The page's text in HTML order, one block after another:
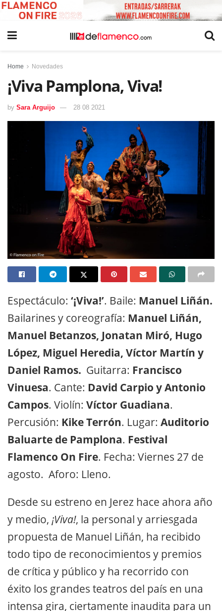
Home Novedades
¡Viva Pamplona, Viva!
by Sara Arguijo 28 08 2021
Espectáculo: ‘¡Viva!’. Baile: Manuel Liñán.
Bailarines y coreografía: Manuel Liñán,
Manuel Betanzos, Jonatan Miró, Hugo
López, Miguel Heredia, Víctor Martín y
Daniel Ramos. Guitarra: Francisco
Vinuesa. Cante: David Carpio y Antonio
Campos. Violín: Víctor Guadiana.
Percusión: Kike Terrón. Lugar: Auditorio
Baluarte de Pamplona. Festival
Flamenco On Fire. Fecha: Viernes 27 de
agosto. Aforo: Lleno.
Desde su estreno en Jerez hace ahora año
y medio, ¡Viva!, la personal y arriesgada
propuesta de Manuel Liñán, ha recibido
todo tipo de reconocimientos y premios
de crítica y público y ha recorrido con
éxito los grandes teatros del país en una
intensa gira, ciertamente inaudita para un